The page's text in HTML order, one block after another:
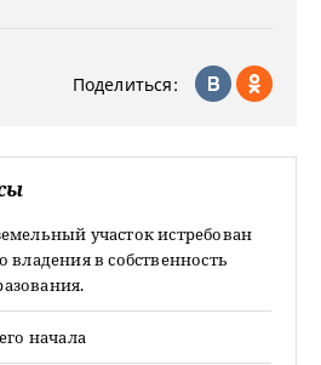
Поделиться:
участок истребован
владения в собственность
начала